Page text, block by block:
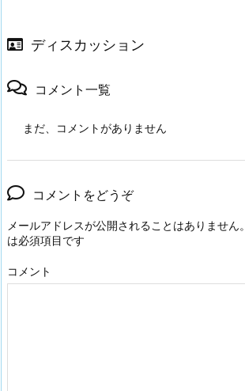
ディスカッション
コメント一覧
まだ、コメントがありません
コメントをどうぞ
メールアドレスが公開されることはありません。
は必須項目です
コメント